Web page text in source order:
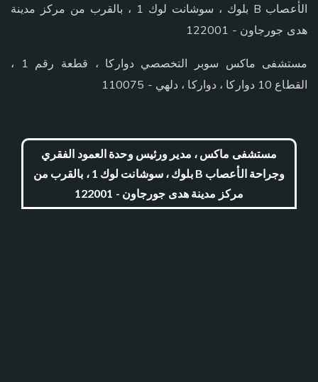
الأعصاب B بلوك ، سوشانت لوك 1 ، بالقرب من مركز مدينة
هدى جورجاون - 122001
مستشفى ماكس سوبر التخصصي دواركا ، قطعة رقم 1 ،
القطاع 10 دواركا ، دواركا ، دلهي - 110075
مستشفى ماكس ، مدير ورئيس وحدة العمود الفقري
وجراحة الأعصاب B بلوك ، سوشانت لوك 1 ، بالقرب من
مركز مدينة هدى جورجاون - 122001